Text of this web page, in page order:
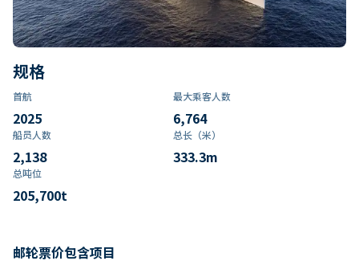
规格
首航
2025
最大乘客人数
6,764
船员人数
2,138
总长（米）
333.3m
总吨位
205,700t
邮轮票价包含项目